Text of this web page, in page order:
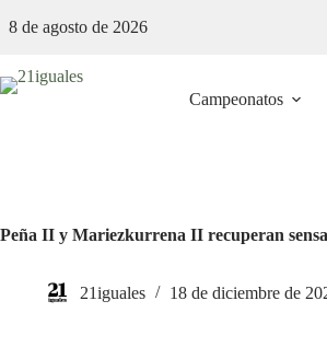
al8 de agosto de 2026
Campeonatos
Peña II y Mariezkurrena II recuperan
21iguales 18 de diciembre de